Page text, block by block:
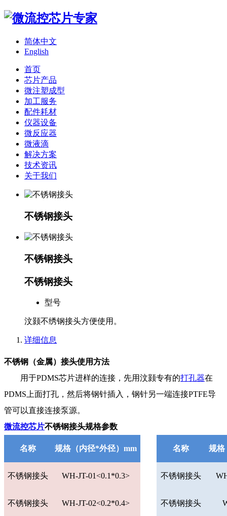
简体中文
English
首页
芯片产品
微注塑成型
加工服务
配件耗材
仪器设备
微反应器
微液滴
解决方案
技术资讯
关于我们
不锈钢接头
不锈钢接头
不锈钢接头
型号
汶颢不绣钢接头方便使用。
详细信息
不锈钢（金属）接头使用方法
用于PDMS芯片进样的连接，先用汶颢专有的打孔器在
PDMS上面打孔，然后将钢针插入，钢针另一端连接PTFE导
管可以直接连接泵源。
微流控芯片不锈钢接头规格参数
名称 规格（内径*外径）mm 名称 规格
不锈钢接头 WH-JT-01<0.1*0.3> 不锈钢接头
不锈钢接头 WH-JT-02<0.2*0.4> 不锈钢接头